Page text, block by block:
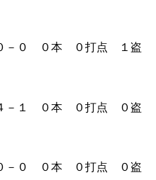
０本 ０打点 １盗
０本 ０打点 ０盗
０本 ０打点 ０盗